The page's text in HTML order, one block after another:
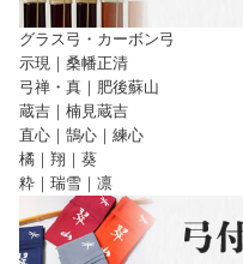
グラス弓・カーボン弓
示現｜桑幡正清
弓禅・真｜肥後蘇山
蔵吉｜楠見蔵吉
直心｜鵠心｜練心
橘｜翔｜葵
粋｜瑞雪｜凛